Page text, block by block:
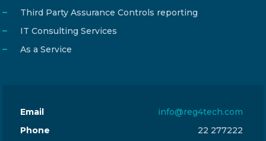
Third Party Assurance Controls reporting
IT Consulting Services
As a Service
Email
info@reg4tech.com
Phone
22 277222